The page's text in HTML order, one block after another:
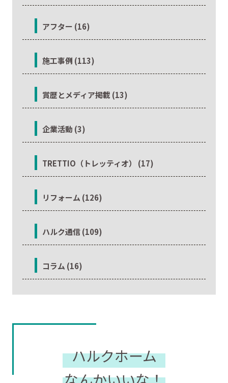
アフター (16)
施工事例 (113)
賞歴とメディア掲載 (13)
企業活動 (3)
TRETTIO（トレッティオ） (17)
リフォーム (126)
ハルク通信 (109)
コラム (16)
ハルクホーム